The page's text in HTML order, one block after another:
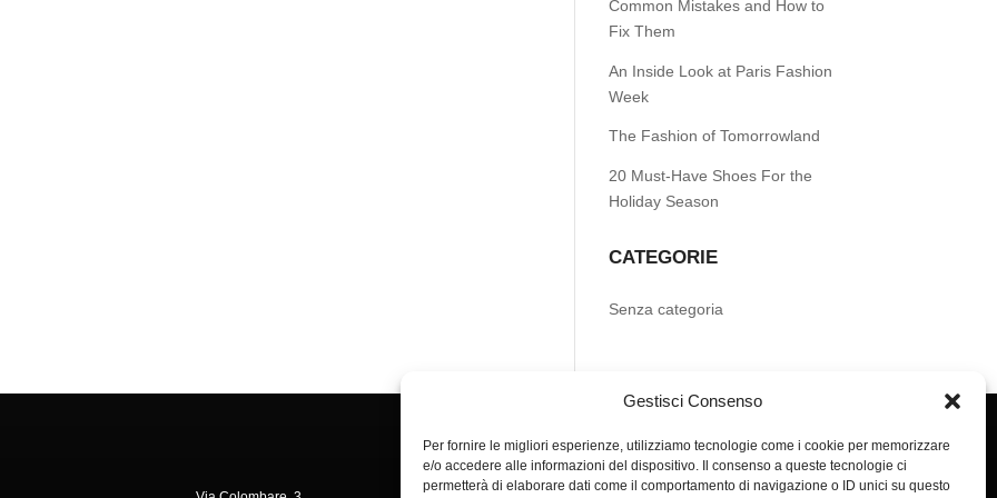
Gestisci Consenso
Per fornire le migliori esperienze, utilizziamo tecnologie come i cookie per memorizzare
e/o accedere alle informazioni del dispositivo. Il consenso a queste tecnologie ci
permetterà di elaborare dati come il comportamento di navigazione o ID unici su questo
Common Mistakes and How to
Fix Them
An Inside Look at Paris Fashion
Week
The Fashion of Tomorrowland
20 Must-Have Shoes For the
Holiday Season
CATEGORIE
Senza categoria